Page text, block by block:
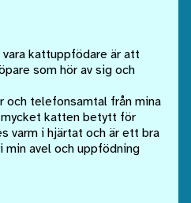
kattuppfödare är att
som hör av sig och
och telefonsamtal från mina
katten betytt för
varm i hjärtat och är ett bra
avel och uppfödning